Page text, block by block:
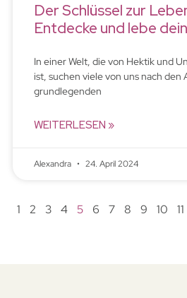
Der Schlüssel zur
Entdecke und lebe
In einer Welt, die von Hektik und
ist, suchen viele von uns nach
grundlegenden
WEITERLESEN »
Alexandra 24. April 2024
1 2 3 4 5 6 7 8 9 10 11